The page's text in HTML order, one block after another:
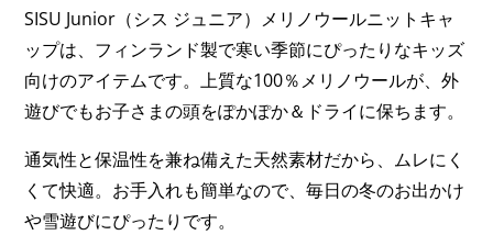
SISU Junior（シス ジュニア）メリノウールニットキャ
ップは、フィンランド製で寒い季節にぴったりなキッズ
向けのアイテムです。上質な100％メリノウールが、外
遊びでもお子さまの頭をぽかぽか＆ドライに保ちます。
通気性と保温性を兼ね備えた天然素材だから、ムレにく
くて快適。お手入れも簡単なので、毎日の冬のお出かけ
や雪遊びにぴったりです。